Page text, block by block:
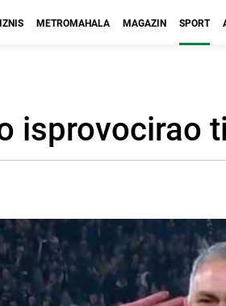
METROMAHALA MAGAZIN SPORT
isprovocirao